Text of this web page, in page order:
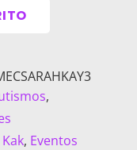
,
, Eventos